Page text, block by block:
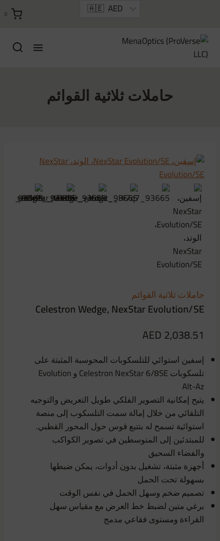
المحتوى
0
حاملات ثلاثية القوائم
حاملات ثلاثية القوائم
Celestron Wedge, NexStar Evolution/SE
AED2,038.51
إسفين استوائي للتلسكوبات المحوسبة المثبتة على
تلسكوبات Celestron NexStar 6/8SE و Evolution
Alt-Az
يتيح إمكانية التصوير الفلكي طويل التعريض والتوجيه
التلقائي من خلال إمالة سمت التلسكوب إلى منصة
استوائية تسمح له بتتبع قوس حول المحور القطبي.
للمبتدئين إلى المتوسطين في تصوير الكواكب
والفضاء السحيق
أجهزة مثبتة، تشغيل بدون أدوات، يمكن ضبطها
بسهولة تحت الحمل
تصميم ضخم وسهل الحمل في نفس الوقت
برغي متين لضبط خط العرض مع مقياس سهل
القراءة ومستوى فقاعي مدمج